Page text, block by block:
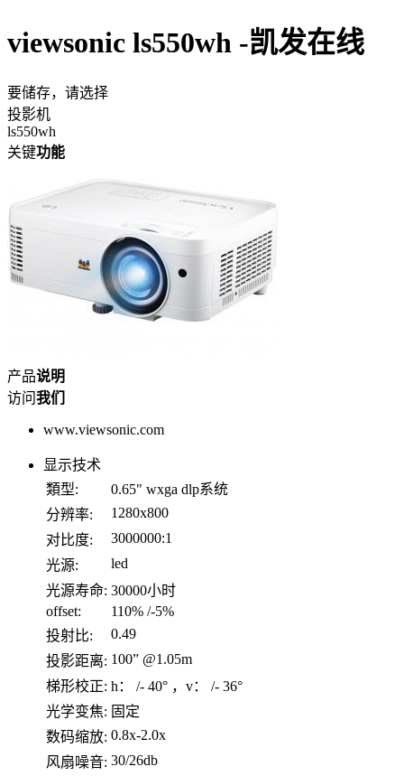
viewsonic ls550wh -凯发在线
要储存，请选择
投影机
ls550wh
关键功能
产品说明
访问我们
www.viewsonic.com
显示技术
類型:
0.65" wxga dlp系统
分辨率:
1280x800
对比度:
3000000:1
光源:
led
光源寿命: 30000小时
offset:
110% /-5%
投射比:
0.49
投影距离: 100” @1.05m
梯形校正: h： /- 40° ，v： /- 36°
光学变焦: 固定
数码缩放: 0.8x-2.0x
风扇噪音: 30/26db